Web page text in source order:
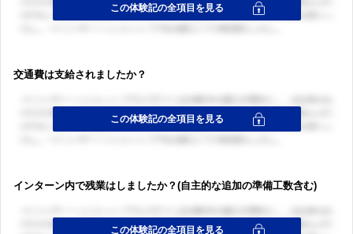
交通費は支給されましたか？
インターン内で残業はしましたか？(自主的な追加の準備工数含む)